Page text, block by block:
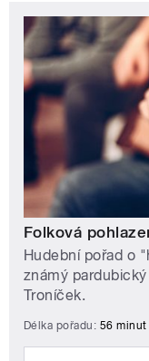
Folková
Hudební pořad o
známý
Troníček.
Délka pořadu: 56 minut